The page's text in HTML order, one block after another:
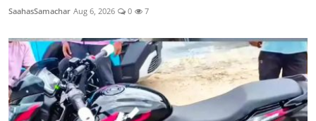
SaahasSamachar Aug 6, 2026 0 7